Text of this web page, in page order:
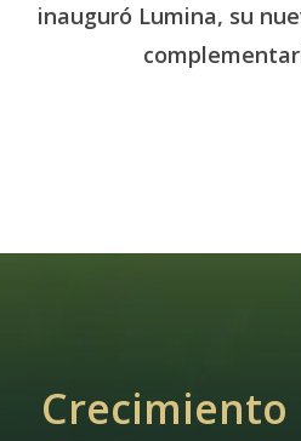
inauguró Lumina, su
Crecimiento